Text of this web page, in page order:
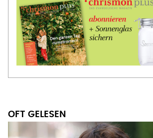
OFT GELESEN